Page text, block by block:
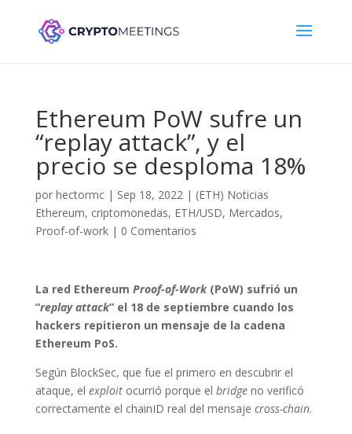
Ethereum PoW sufre un
“replay attack”, y el
precio se desploma 18%
por hectormc| Sep 18, 2022| (ETH) Noticias
Ethereum, criptomonedas, ETH/USD, Mercados,
Proof-of-work| 0 Comentarios
La red Ethereum Proof-of-Work(PoW) sufrió un
“replay attack” el 18 de septiembre cuando los
hackers repitieron un mensaje de la cadena
Ethereum PoS.
Según BlockSec, que fue el primero en descubrir el
ataque, el exploitocurrió porque el bridgeno verificó
correctamente el chainID real del mensaje cross-chain.